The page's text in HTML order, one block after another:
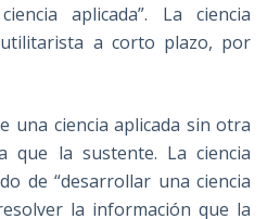
aplicada”. La ciencia
a corto plazo, por
una ciencia aplicada sin otra
que la sustente. La ciencia
de “desarrollar una ciencia
la información que la